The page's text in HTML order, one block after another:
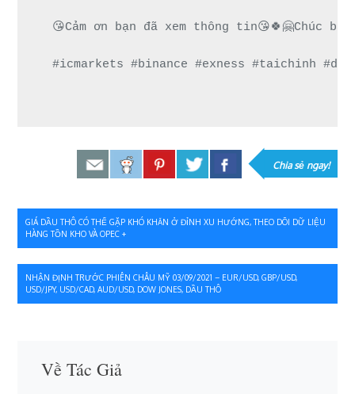
😘Cảm ơn bạn đã xem thông tin😘🍀🤗Chúc
#icmarkets #binance #exness #taichinh
Chia sẻ ngay!
Điều
hướng
bài
viết
GIÁ DẦU THÔ CÓ THỂ GẶP KHÓ KHĂN Ở ĐỈNH XU HƯỚNG, THEO DÕI DỮ LIỆU
HÀNG TỒN KHO VÀ OPEC +
NHẬN ĐỊNH TRƯỚC PHIÊN CHÂU MỸ 03/09/2021 – EUR/USD, GBP/USD,
USD/JPY, USD/CAD, AUD/USD, DOW JONES, DẦU THÔ
Về Tác Giả